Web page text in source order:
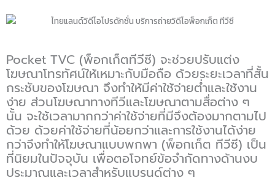
Pocket TVC (พ็อกเก็ตทีวีซี) จะช่วยปรับแต่ง
โฆษณาโทรทัศน์ให้เหมาะกับมือถือ ด้วยระยะเวลาที่สั้น
กระชับของโฆษณา จึงทำให้มีค่าใช้จ่ายต่ำและใช้งาน
ง่าย ส่วนโฆษณาทางทีวีและโฆษณาตามสื่อต่าง ๆ
นั้น จะใช้เวลามากกว่าค่าใช้จ่ายที่มีจึงต้องมากตามไป
ด้วย ด้วยค่าใช้จ่ายที่น้อยกว่าและการใช้งานได้ง่าย
กว่าจึงทำให้โฆษณาแบบพกพา (พ็อกเก็ต ทีวีซี) เป็น
ที่นิยมในปัจจุบัน เพื่อตอโจทย์ข้อจำกัดทางด้านงบ
ประมาณและเวลาสำหรับแบรนด์ต่าง ๆ